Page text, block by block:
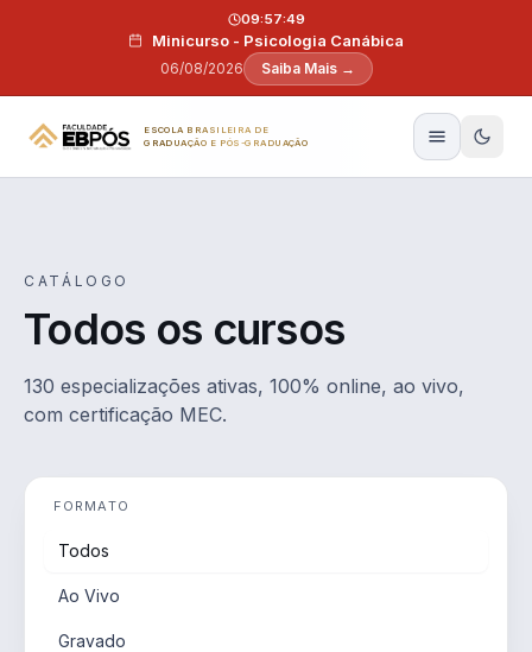
Minicurso - Psicologia Canábica
06/08/2026
09:57:48
Saiba Mais →
ESCOLA BRASILEIRA DE
GRADUAÇÃO E PÓS-GRADUAÇÃO
CATÁLOGO
Todos os cursos
130 especializações ativas, 100% online, ao vivo,
com certificação MEC.
FORMATO
Todos
Ao Vivo
Gravado